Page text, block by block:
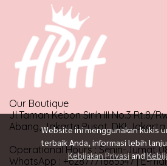
Website ini menggunakan kukis
terbaik Anda, informasi lebih
Kebijakan Privasiand
Our Boutique
Jl.Taman Kebon Sirih III No.3 Rt.8/
Abang, Jakarta Pusat, DKI
Operational Hours : Senin-Jumat
WhatsApp : +6287771885347 | E-